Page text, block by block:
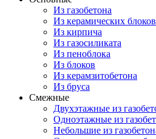
Из газобетона
Из керамических блоков
Из кирпича
Из газосиликата
Из пеноблока
Из блоков
Из керамзитобетона
Из бруса
Смежные
Двухэтажные из
Одноэтажные из
Небольшие из